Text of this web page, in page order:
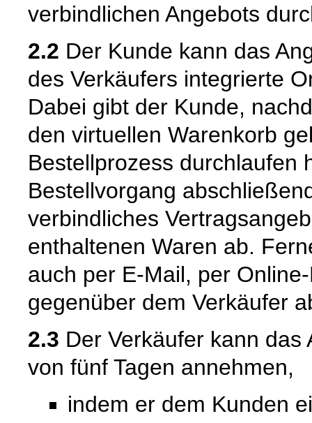
verbindlichen Angebots
2.2 Der Kunde kann das
des Verkäufers integrierte
Dabei gibt der Kunde,
den virtuellen Warenkorb
Bestellprozess durchlaufen
Bestellvorgang
verbindliches
enthaltenen Waren ab.
auch per E-Mail, per
gegenüber dem Verkäufer
2.3 Der Verkäufer kann
von fünf Tagen annehmen,
indem er dem Kunden